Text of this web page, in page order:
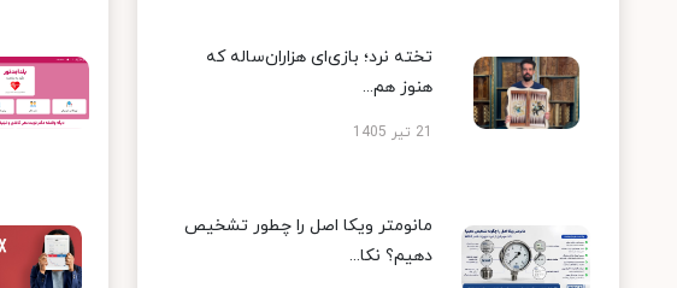
تخته نرد؛ بازی‌ای هزاران‌ساله که
هنوز هم...
21 تیر 1405
مانومتر ویکا اصل را چطور تشخیص
دهیم؟ نکا...